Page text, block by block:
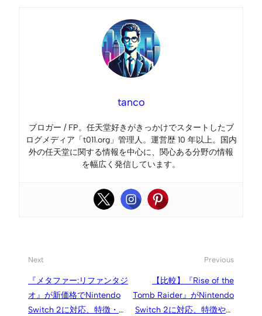
tanco
ブロガー / FP。任天堂好きがきっかけでスタートしたブ
ログメディア「t011.org」管理人。運営歴 10 年以上。国内
外の任天堂に関する情報を中心に、関心ある分野の情報
を幅広く発信しています。
Next
『メタファー:リファンタジ
オ』が新価格でNintendo
Switch 2に対応、特徴・パ
Previous
【比較】『Rise of the
Tomb Raider』がNintendo
Switch 2に対応、特徴や他